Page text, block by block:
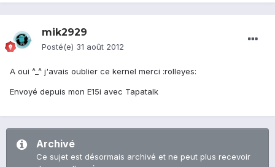
mik2929
Posté(e) 31 août 2012
A oui ^_^ j'avais oublier ce kernel merci :rolleyes:
Envoyé depuis mon E15i avec Tapatalk
Archivé
Ce sujet est désormais archivé et ne peut plus recevoir